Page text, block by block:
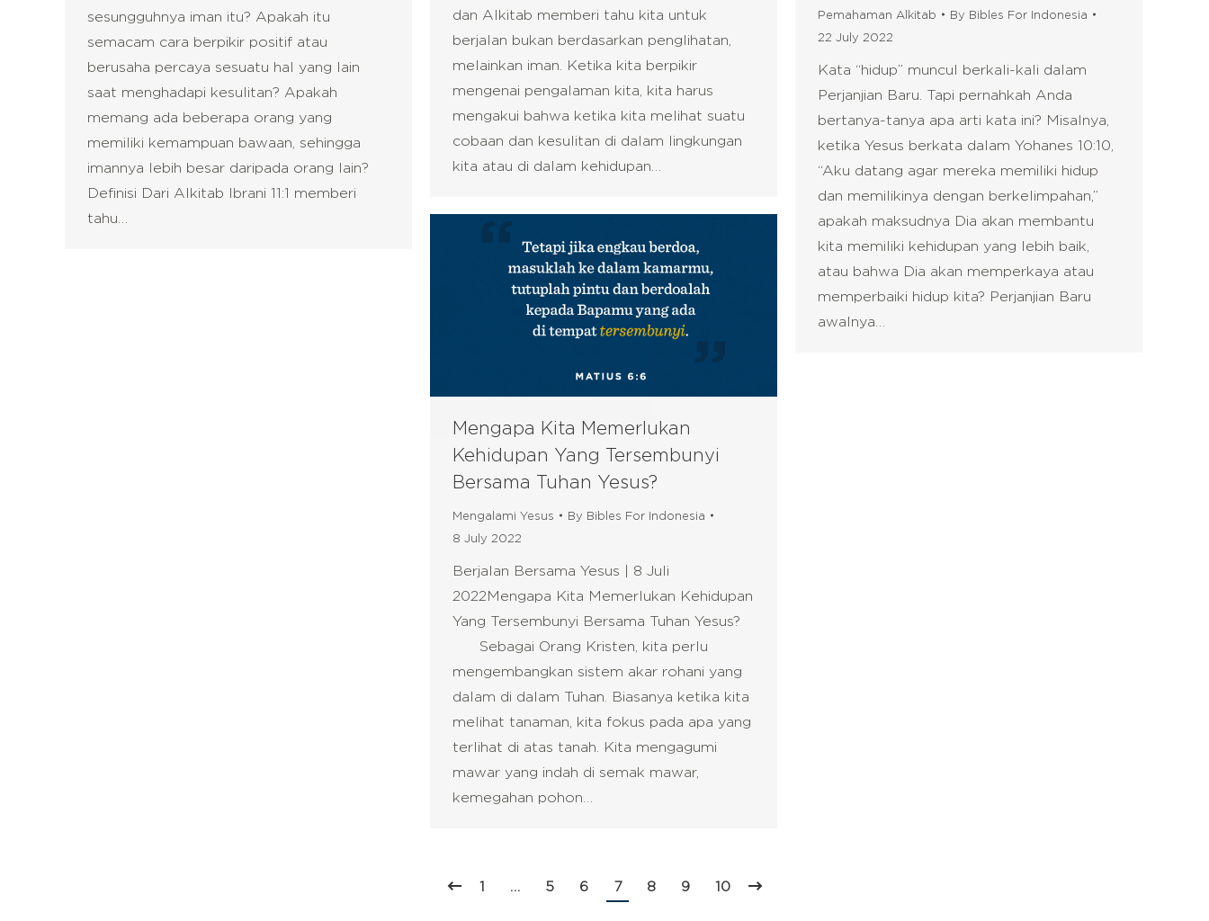
dan Alkitab memberi tahu kita untuk
berjalan bukan berdasarkan penglihatan,
melainkan iman. Ketika kita berpikir
mengenai pengalaman kita, kita harus
mengakui bahwa ketika kita melihat suatu
cobaan dan kesulitan di dalam lingkungan
kita atau di dalam kehidupan…
sesungguhnya iman itu? Apakah itu
semacam cara berpikir positif atau
berusaha percaya sesuatu hal yang lain
saat menghadapi kesulitan? Apakah
memang ada beberapa orang yang
memiliki kemampuan bawaan, sehingga
imannya lebih besar daripada orang lain?
Definisi Dari Alkitab Ibrani 11:1 memberi
tahu…
Pemahaman Alkitab By Bibles For Indonesia
22 July 2022
Kata “hidup” muncul berkali-kali dalam
Perjanjian Baru. Tapi pernahkah Anda
bertanya-tanya apa arti kata ini? Misalnya,
ketika Yesus berkata dalam Yohanes 10:10,
“Aku datang agar mereka memiliki hidup
dan memilikinya dengan berkelimpahan,”
apakah maksudnya Dia akan membantu
kita memiliki kehidupan yang lebih baik,
atau bahwa Dia akan memperkaya atau
memperbaiki hidup kita? Perjanjian Baru
awalnya…
Mengapa Kita Memerlukan
Kehidupan Yang Tersembunyi
Bersama Tuhan Yesus?
Mengalami Yesus By Bibles For Indonesia
8 July 2022
Berjalan Bersama Yesus | 8 Juli
2022Mengapa Kita Memerlukan Kehidupan
Yang Tersembunyi Bersama Tuhan Yesus?
Sebagai Orang Kristen, kita perlu
mengembangkan sistem akar rohani yang
dalam di dalam Tuhan. Biasanya ketika kita
melihat tanaman, kita fokus pada apa yang
terlihat di atas tanah. Kita mengagumi
mawar yang indah di semak mawar,
kemegahan pohon…
1 … 5 6 7 8 9 10